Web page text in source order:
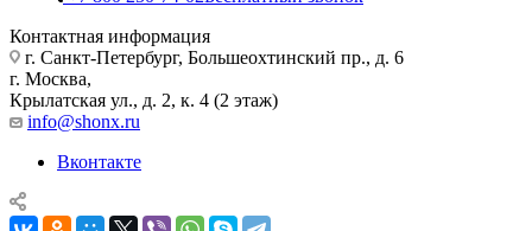
Контактная информация
г. Санкт-Петербург, Большеохтинский пр., д. 6
г. Москва,
Крылатская ул., д. 2, к. 4 (2 этаж)
info@shonx.ru
Вконтакте